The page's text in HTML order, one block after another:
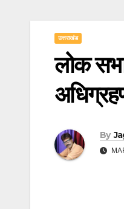
उत्तराखंड
लोक
By